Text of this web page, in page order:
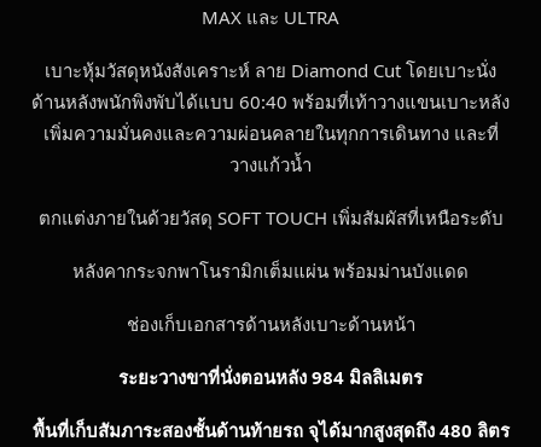
MAX และ ULTRA
เบาะหุ้มวัสดุหนังสังเคราะห์ ลาย Diamond Cut โดยเบาะนั่ง
ด้านหลังพนักพิงพับได้แบบ 60:40 พร้อมที่เท้าวางแขนเบาะหลัง
เพิ่มความมั่นคงและความผ่อนคลายในทุกการเดินทาง และที่
วางแก้วน้ำ
ตกแต่งภายในด้วยวัสดุ SOFT TOUCH เพิ่มสัมผัสที่เหนือระดับ
หลังคากระจกพาโนรามิกเต็มแผ่น พร้อมม่านบังแดด
ช่องเก็บเอกสารด้านหลังเบาะด้านหน้า
ระยะวางขาที่นั่งตอนหลัง 984 มิลลิเมตร
พื้นที่เก็บสัมภาระสองชั้นด้านท้ายรถ จุได้มากสูงสุดถึง 480 ลิตร